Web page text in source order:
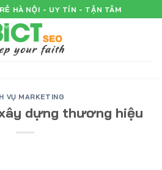
HÀ NỘI - UY TÍN - TẬN TÂM
VỤ MARKETING
dựng thương hiệu